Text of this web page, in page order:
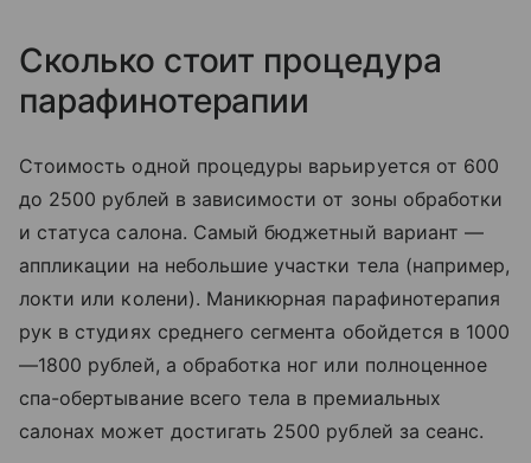
Сколько стоит процедура
парафинотерапии
Стоимость одной процедуры варьируется от 600
до 2500 рублей в зависимости от зоны обработки
и статуса салона. Самый бюджетный вариант —
аппликации на небольшие участки тела (например,
локти или колени). Маникюрная парафинотерапия
рук в студиях среднего сегмента обойдется в 1000
—1800 рублей, а обработка ног или полноценное
спа-обертывание всего тела в премиальных
салонах может достигать 2500 рублей за сеанс.